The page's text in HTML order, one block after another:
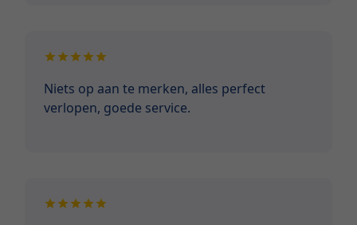
Niets op aan te merken, alles perfect
verlopen, goede service.